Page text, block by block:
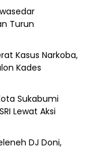
Turun
Kasus Narkoba,
Kades
Sukabumi
Lewat Aksi
DJ Doni,